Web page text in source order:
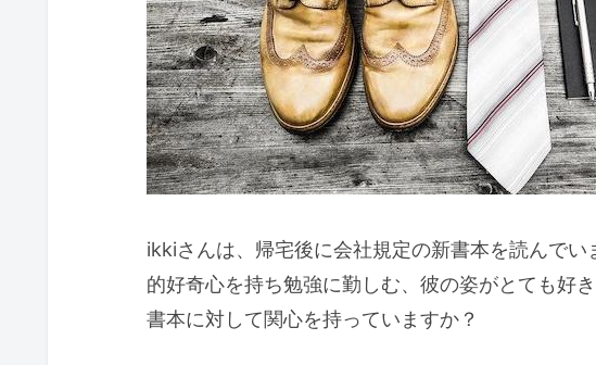
ikkiさんは、帰宅後に会社規定の新書本を読んで
的好奇心を持ち勉強に勤しむ、彼の姿がとても好
書本に対して関心を持っていますか？